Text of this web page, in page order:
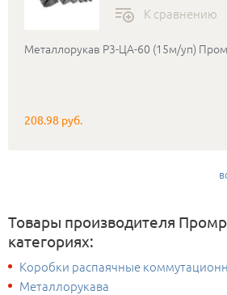
К сравнению
Металлорукав Р3-ЦА-60 (15м/уп)
208.98 руб.
Товары производителя
категориях:
Коробки распаячные
Металлорукава